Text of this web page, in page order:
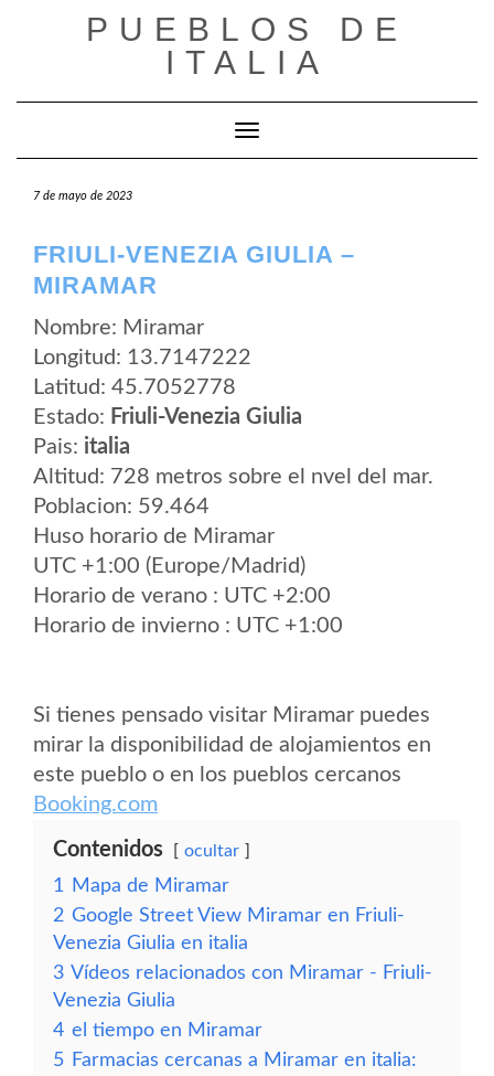
PUEBLOS DE
ITALIA
Cambiar modo de navegación
7 de mayo de 2023
FRIULI-VENEZIA GIULIA –
MIRAMAR
Nombre: Miramar
Longitud: 13.7147222
Latitud: 45.7052778
Estado: Friuli-Venezia Giulia
Pais: italia
Altitud: 728 metros sobre el nvel del mar.
Poblacion: 59.464
Huso horario de Miramar
UTC +1:00 (Europe/Madrid)
Horario de verano : UTC +2:00
Horario de invierno : UTC +1:00
Si tienes pensado visitar Miramar puedes
mirar la disponibilidad de alojamientos en
este pueblo o en los pueblos cercanos
Booking.com
Contenidos ocultar
1
Mapa de Miramar
2 Google Street View Miramar en Friuli-
Venezia Giulia en italia
3 Vídeos relacionados con Miramar - Friuli-
Venezia Giulia
4 el tiempo en Miramar
5 Farmacias cercanas a Miramar en italia: